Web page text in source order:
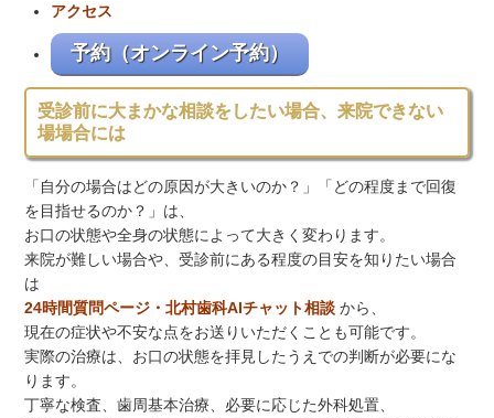
アクセス
予約（オンライン予約）
受診前に大まかな相談をしたい場合、来院できない
場場合には
「自分の場合はどの原因が大きいのか？」「どの程度まで回復
を目指せるのか？」は、
お口の状態や全身の状態によって大きく変わります。
来院が難しい場合や、受診前にある程度の目安を知りたい場合
は
24時間質問ページ・北村歯科AIチャット相談 から、
現在の症状や不安な点をお送りいただくことも可能です。
実際の治療は、お口の状態を拝見したうえでの判断が必要にな
ります。
丁寧な検査、歯周基本治療、必要に応じた外科処置、